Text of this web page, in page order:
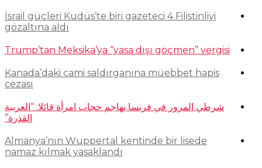
İsrail güçleri Kudüs’te biri gazeteci 4 Filistinliyi
gözaltına aldı
Trump’tan Meksika’ya “yasa dışı göçmen” vergisi
Kanada’daki cami saldırganına müebbet hapis
cezası
شرطي المرور في فرنسا يهاجم حجاب امرأة قائلا: “العربية
القذرة”
Almanya’nın Wuppertal kentinde bir lisede
namaz kılmak yasaklandı